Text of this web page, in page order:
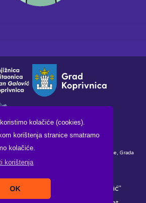
kolačiće (cookies).
korištenja stranice smatramo
kolačiće.
korištenja
OK
kulture i medija Republike Hrvatske, Grada
i čitaonice "Fran Galović" Koprivnica.
Knjižnica i čitaonica "Fran Galović"